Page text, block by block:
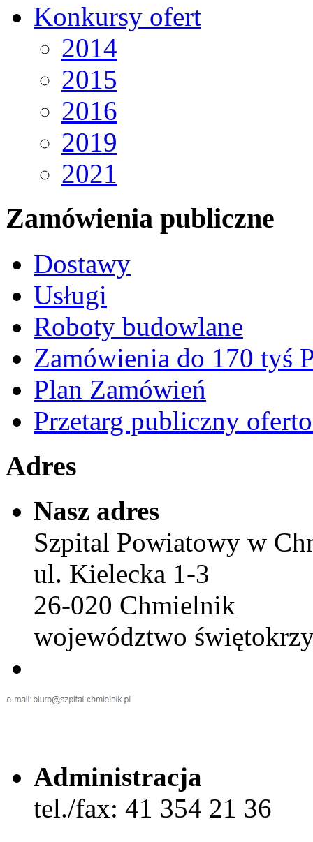
Konkursy ofert
2014
2015
2016
2019
2021
Zamówienia publiczne
Dostawy
Usługi
Roboty budowlane
Zamówienia do 170 tyś
Plan Zamówień
Przetarg publiczny
Adres
Nasz adres
Szpital Powiatowy w
ul. Kielecka 1-3
26-020 Chmielnik
województwo
Administracja
tel./fax: 41 354 21 36